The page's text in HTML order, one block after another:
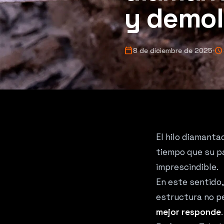
y
calendar_today8 de diciembre de 2025 schedule
El hilo
tiempo que su
imprescindible.
En este
estructura no
mejor responde.